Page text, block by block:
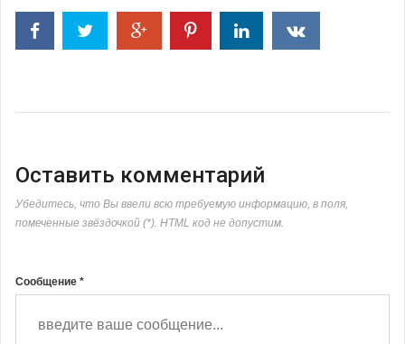
Оставить комментарий
Убедитесь, что Вы ввели всю требуемую информацию, в поля,
помеченные звёздочкой (*). HTML код не допустим.
Сообщение *